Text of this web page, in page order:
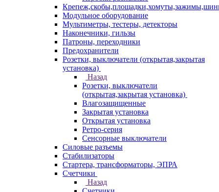
Модульное оборудование
Мультиметры, тестеры, детекторы
Наконечники, гильзы
Патроны, переходники
Предохранители
Розетки, выключатели (открытая,закрытая
установка)
Назад
Розетки, выключатели
(открытая,закрытая установка)
Влагозащищенные
Закрытая установка
Открытая установка
Ретро-серия
Сенсорные выключатели
Силовые разъемы
Стабилизаторы
Стартера, трансформаторы, ЭПРА
Счетчики
Назад